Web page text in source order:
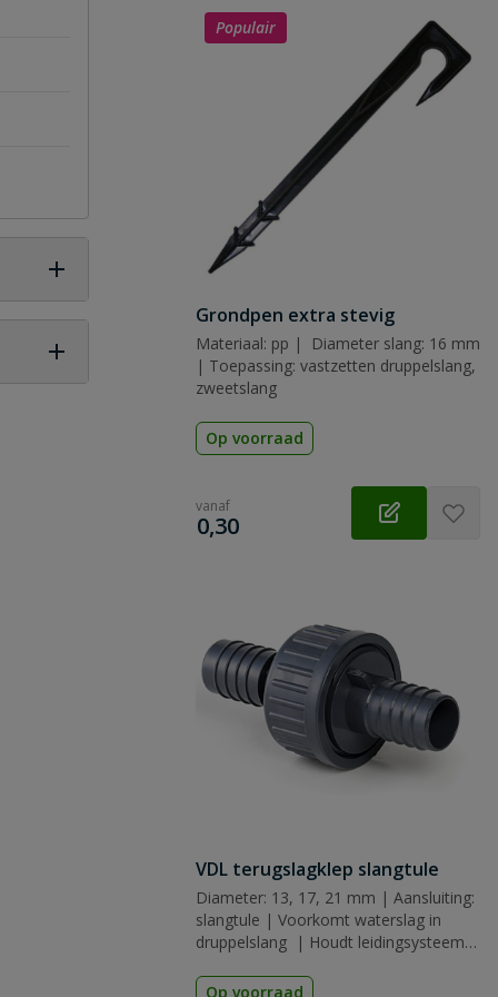
Populair
Grondpen extra stevig
Materiaal: pp | Diameter slang: 16 mm
| Toepassing: vastzetten druppelslang,
zweetslang
Op voorraad
vanaf
€
0,30
VDL terugslagklep slangtule
Diameter: 13, 17, 21 mm | Aansluiting:
slangtule | Voorkomt waterslag in
druppelslang | Houdt leidingsysteem
Op voorraad